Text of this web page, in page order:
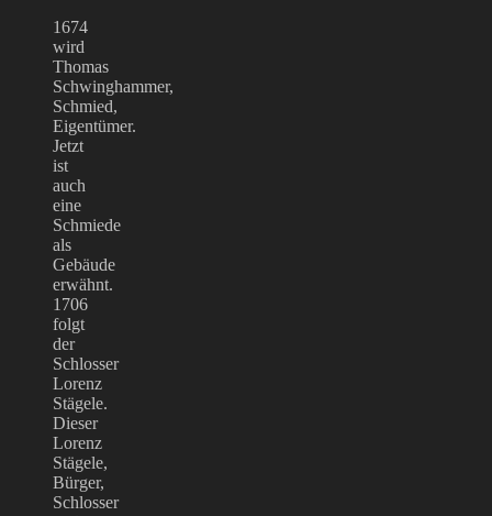
1674
wird
Thomas
Schwinghammer,
Schmied,
Eigentümer.
Jetzt
ist
auch
eine
Schmiede
als
Gebäude
erwähnt.
1706
folgt
der
Schlosser
Lorenz
Stägele.
Dieser
Lorenz
Stägele,
Bürger,
Schlosser